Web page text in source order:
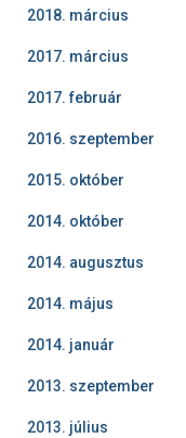
2018. március
2017. március
2017. február
2016. szeptember
2015. október
2014. október
2014. augusztus
2014. május
2014. január
2013. szeptember
2013. július